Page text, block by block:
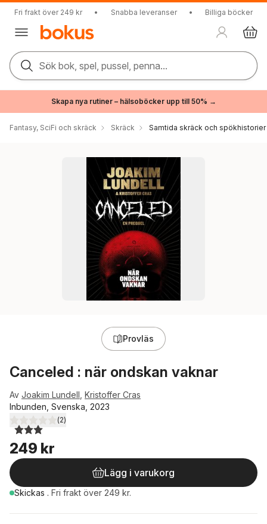
Fri frakt över 249 kr • Snabba leveranser • Billiga böcker
Sök bok, spel, pussel, penna...
Skapa nya rutiner – hälsoböcker upp till 50% →
Fantasy, SciFi och skräck Skräck Samtida skräck och spökhistorier
Provläs
Canceled : när ondskan vaknar
Av Joakim Lundell Kristoffer Cras
Inbunden, Svenska, 2023
3,0utav 5 stjärnor. Totalt antal röster:
(2)
249 kr
Lägg i varukorg
Skickas . Fri frakt över 249 kr.